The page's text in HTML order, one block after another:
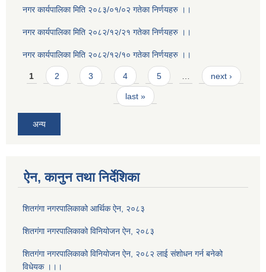
नगर कार्यपालिका मिति २०८३/०१/०२ गतेका निर्णयहरु ।।
नगर कार्यपालिका मिति २०८२/१२/२१ गतेका निर्णयहरु ।।
नगर कार्यपालिका मिति २०८२/१२/१० गतेका निर्णयहरु ।।
Pages
1 2 3 4 5 … next ›
last »
अन्य
ऐन, कानुन तथा निर्देशिका
शितगंगा नगरपालिकाको आर्थिक ऐन, २०८३
शितगंगा नगरपालिकाको विनियोजन ऐन, २०८३
शितगंगा नगरपालिकाको विनियोजन ऐन, २०८२ लाई संशोधन गर्न बनेको
विधेयक ।।।